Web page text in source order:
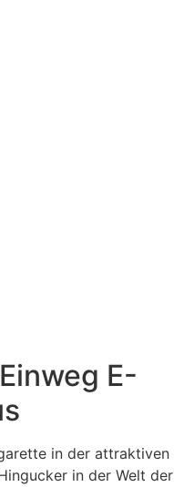
E-
in der attraktiven
in der Welt der